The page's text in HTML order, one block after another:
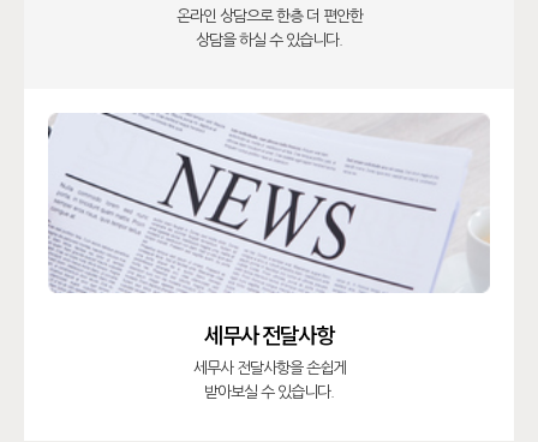
온라인 상담으로 한층 더 편안한
상담을 하실 수 있습니다.
세무사 전달사항
세무사 전달사항을 손쉽게
받아보실 수 있습니다.